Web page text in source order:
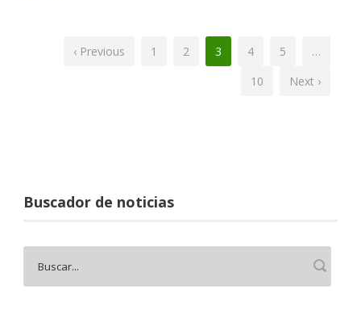
‹ Previous 1 2 3 4 5
…
10
Next ›
Buscador de noticias